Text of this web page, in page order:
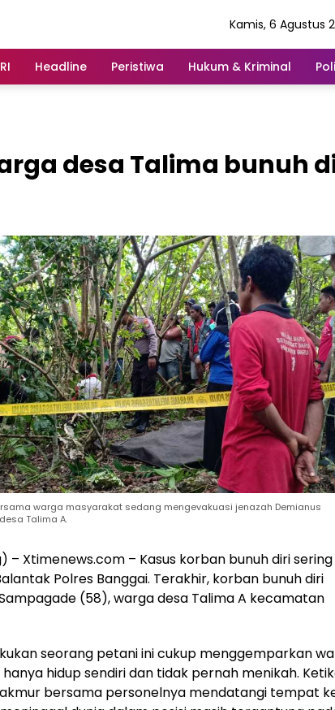
Kamis, 6 Agustus
Headline Peristiwa Hukum & Kriminal
desa Talima bunuh
warga masyarakat sedang mengevakuasi jenazah Demianus
Talima A.
– Xtimenews.com – Kasus korban bunuh diri
Polres Banggai. Terakhir, korban bunuh diri
(58), warga desa Talima A kecamatan
seorang petani ini cukup menggemparkan
hidup sendiri dan tidak pernah menikah.
bersama personelnya mendatangi tempat